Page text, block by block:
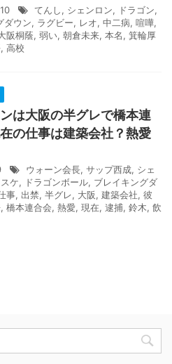
てんし, シェンロン, ドラゴン,
ダウン, ラグビー, レオ, 中二病, 喧嘩,
阪桐蔭, 弱い, 朝倉未来, 本名, 箕輪厚
, 高校
は大阪の半グレで橋本連
の仕事は建築会社？熱愛
ウォーン会長, サップ西成, シェ
ケ, ドラゴンボール, ブレイキングダ
事, 出禁, 半グレ, 大阪, 建築会社, 彼
, 橋本連合会, 熱愛, 現在, 逮捕, 鈴木, 飲